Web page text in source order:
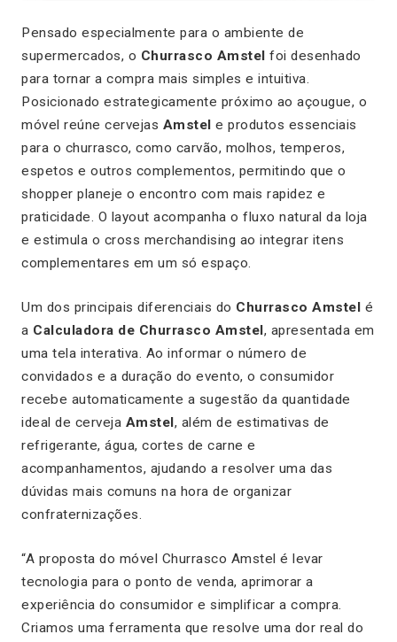
Pensado especialmente para o ambiente de
supermercados, o Churrasco Amstel foi desenhado
para tornar a compra mais simples e intuitiva.
Posicionado estrategicamente próximo ao açougue, o
móvel reúne cervejas Amstel e produtos essenciais
para o churrasco, como carvão, molhos, temperos,
espetos e outros complementos, permitindo que o
shopper planeje o encontro com mais rapidez e
praticidade. O layout acompanha o fluxo natural da loja
e estimula o cross merchandising ao integrar itens
complementares em um só espaço.
Um dos principais diferenciais do Churrasco Amstel é
a Calculadora de Churrasco Amstel, apresentada em
uma tela interativa. Ao informar o número de
convidados e a duração do evento, o consumidor
recebe automaticamente a sugestão da quantidade
ideal de cerveja Amstel, além de estimativas de
refrigerante, água, cortes de carne e
acompanhamentos, ajudando a resolver uma das
dúvidas mais comuns na hora de organizar
confraternizações.
“A proposta do móvel Churrasco Amstel é levar
tecnologia para o ponto de venda, aprimorar a
experiência do consumidor e simplificar a compra.
Criamos uma ferramenta que resolve uma dor real do